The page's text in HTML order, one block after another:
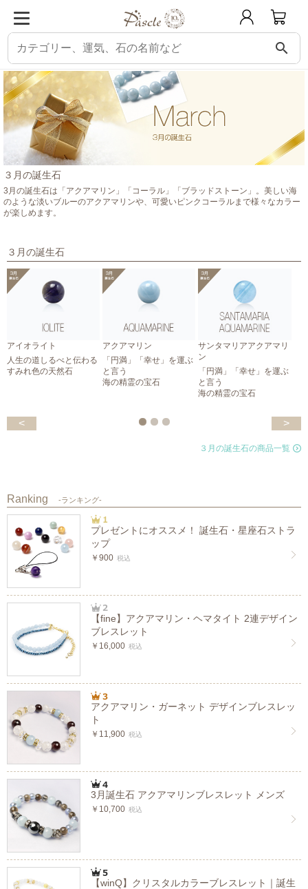
search
パスクル 誕生石から選ぶ ３月の誕生石
３月の誕生石
3月の誕生石は「アクアマリン」「コーラル」「ブラッドストーン」。美しい海
のような淡いブルーのアクアマリンや、可愛いピンクコーラルまで様々なカラー
が楽しめます。
３月の誕生石
アイオライト
人生の道しるべと伝わる
すみれ色の天然石
アクアマリン
「円満」「幸せ」を運ぶ
と言う
海の精霊の宝石
サンタマリアアクアマリ
ン
「円満」「幸せ」を運ぶ
と言う
海の精霊の宝石
< >
３月の誕生石の商品一覧
Ranking -ランキング-
プレゼントにオススメ！ 誕生石・星座石ストラ
ップ
￥900 税込
【fine】アクアマリン・ヘマタイト 2連デザイン
ブレスレット
￥16,000 税込
アクアマリン・ガーネット デザインブレスレッ
ト
￥11,900 税込
3月誕生石 アクアマリンブレスレット メンズ
￥10,700 税込
【winQ】クリスタルカラーブレスレット｜誕生